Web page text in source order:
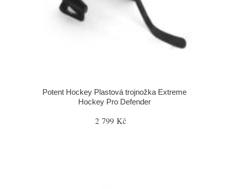
Potent Hockey Plastová trojnožka Extreme
Hockey Pro Defender
2 799 Kč